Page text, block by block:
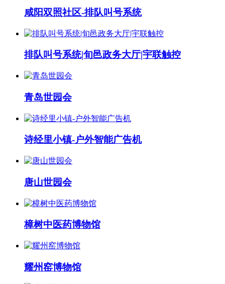
咸阳双照社区-排队叫号系统
排队叫号系统|旬邑政务大厅|宇联触控
青岛世园会
诗经里小镇-户外智能广告机
唐山世园会
樟树中医药博物馆
耀州窑博物馆